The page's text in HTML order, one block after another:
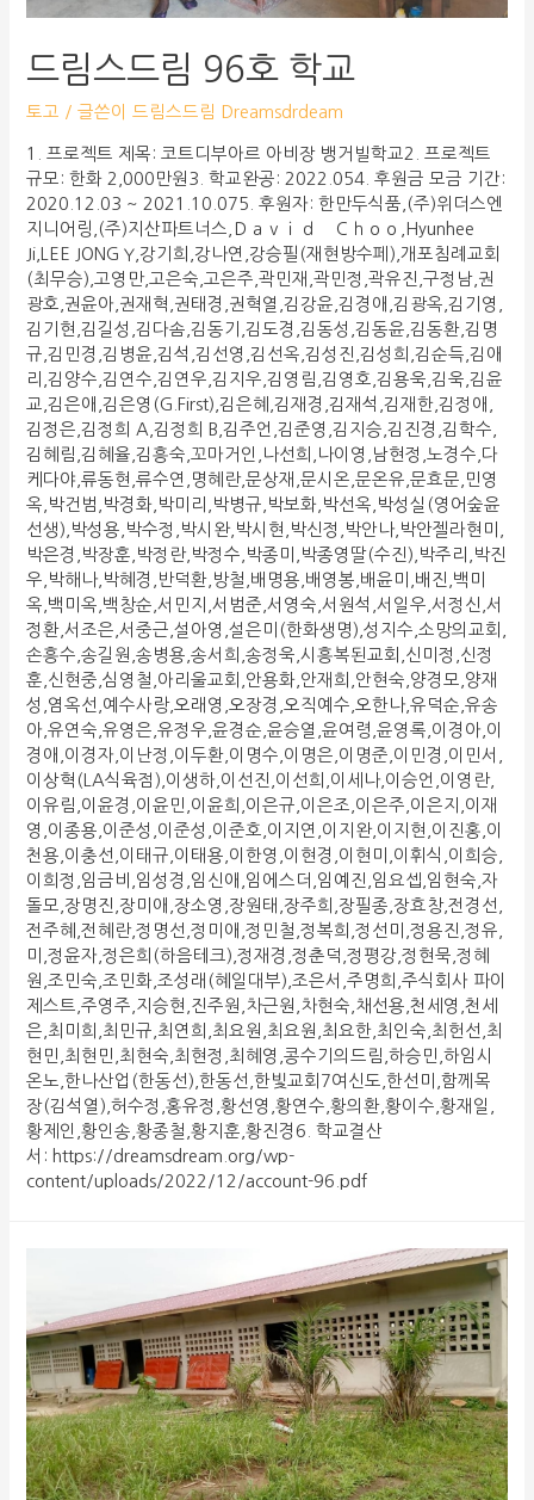
드림스드림 96호 학교
토고 / 글쓴이드림스드림 Dreamsdrdeam
1. 프로젝트 제목: 코트디부아르 아비장 뱅거빌학교2. 프로젝트
규모: 한화 2,000만원3. 학교완공: 2022.054. 후원금 모금 기간:
2020.12.03 ~ 2021.10.075. 후원자: 한만두식품,(주)위더스엔
지니어링,(주)지산파트너스,Ｄａｖｉｄ Ｃｈｏｏ,Hyunhee
Ji,LEE JONG Y,강기희,강나연,강승필(재현방수페),개포침례교회
(최무승),고영만,고은숙,고은주,곽민재,곽민정,곽유진,구정남,권
광호,권윤아,권재혁,권태경,권혁열,김강윤,김경애,김광옥,김기영,
김기현,김길성,김다솜,김동기,김도경,김동성,김동윤,김동환,김명
규,김민경,김병윤,김석,김선영,김선옥,김성진,김성희,김순득,김애
리,김양수,김연수,김연우,김지우,김영림,김영호,김용욱,김욱,김윤
교,김은애,김은영(G.First),김은혜,김재경,김재석,김재한,김정애,
김정은,김정희 A,김정희 B,김주언,김준영,김지승,김진경,김학수,
김혜림,김혜율,김흥숙,꼬마거인,나선희,나이영,남현정,노경수,다
케다야,류동현,류수연,명혜란,문상재,문시온,문온유,문효문,민영
옥,박건범,박경화,박미리,박병규,박보화,박선옥,박성실(영어숲윤
선생),박성용,박수정,박시완,박시현,박신정,박안나,박안젤라현미,
박은경,박장훈,박정란,박정수,박종미,박종영딸(수진),박주리,박진
우,박해나,박혜경,반덕환,방철,배명용,배영봉,배윤미,배진,백미
옥,백미옥,백창순,서민지,서범준,서영숙,서원석,서일우,서정신,서
정환,서조은,서중근,설아영,설은미(한화생명),성지수,소망의교회,
손흥수,송길원,송병용,송서희,송정욱,시흥복된교회,신미정,신정
훈,신현중,심영철,아리울교회,안용화,안재희,안현숙,양경모,양재
성,염옥선,예수사랑,오래영,오장경,오직예수,오한나,유덕순,유송
아,유연숙,유영은,유정우,윤경순,윤승열,윤여령,윤영록,이경아,이
경애,이경자,이난정,이두환,이명수,이명은,이명준,이민경,이민서,
이상혁(LA식육점),이생하,이선진,이선희,이세나,이승언,이영란,
이유림,이윤경,이윤민,이윤희,이은규,이은조,이은주,이은지,이재
영,이종용,이준성,이준성,이준호,이지연,이지완,이지현,이진홍,이
천용,이충선,이태규,이태용,이한영,이현경,이현미,이휘식,이희승,
이희정,임금비,임성경,임신애,임에스더,임예진,임요셉,임현숙,자
돌모,장명진,장미애,장소영,장원태,장주희,장필종,장효창,전경선,
전주혜,전혜란,정명선,정미애,정민철,정복희,정선미,정용진,정유,
미,정윤자,정은희(하음테크),정재경,정춘덕,정평강,정현묵,정혜
원,조민숙,조민화,조성래(혜일대부),조은서,주명희,주식회사 파이
제스트,주영주,지승현,진주원,차근원,차현숙,채선용,천세영,천세
은,최미희,최민규,최연희,최요원,최요원,최요한,최인숙,최헌선,최
현민,최현민,최현숙,최현정,최혜영,콩수기의드림,하승민,하임시
온노,한나산업(한동선),한동선,한빛교회7여신도,한선미,함께목
장(김석열),허수정,홍유정,황선영,황연수,황의환,황이수,황재일,
황제인,황인송,황종철,황지훈,황진경6. 학교결산
서: https://dreamsdream.org/wp-
content/uploads/2022/12/account-96.pdf